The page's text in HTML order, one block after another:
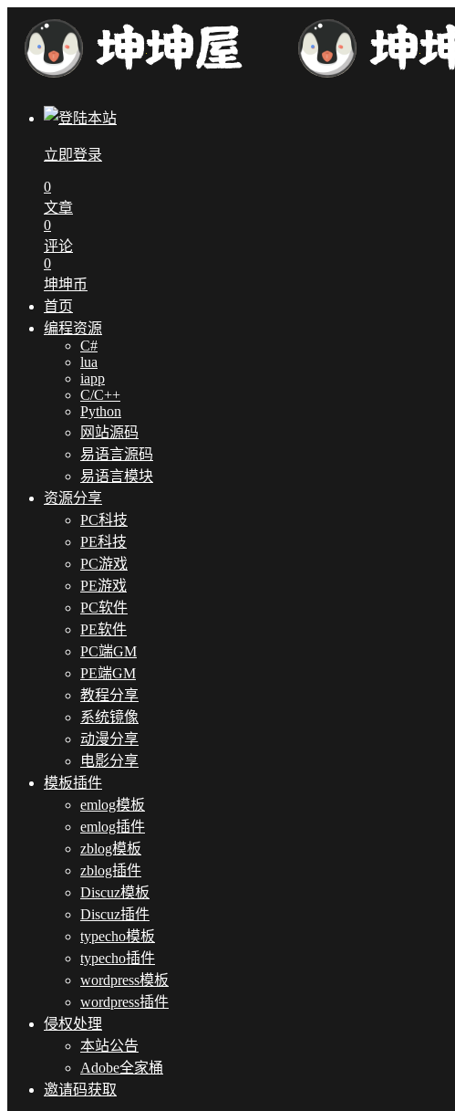
立即登录
0
文章
0
评论
0
坤坤币
首页
编程资源
C#
lua
iapp
C/C++
Python
网站源码
易语言源码
易语言模块
资源分享
PC科技
PE科技
PC游戏
PE游戏
PC软件
PE软件
PC端GM
PE端GM
教程分享
系统镜像
动漫分享
电影分享
模板插件
emlog模板
emlog插件
zblog模板
zblog插件
Discuz模板
Discuz插件
typecho模板
typecho插件
wordpress模板
wordpress插件
侵权处理
本站公告
Adobe全家桶
邀请码获取